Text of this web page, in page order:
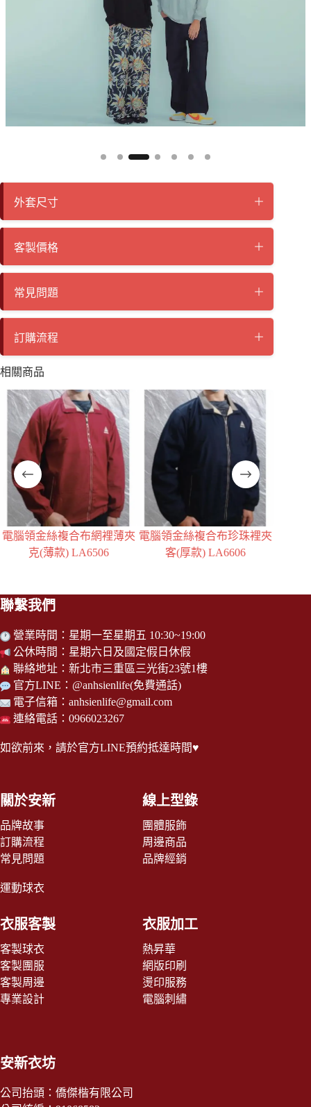
外套尺寸
客製價格
常見問題
訂購流程
相關商品
電腦領金絲複合布珍珠裡夾
客(厚款) LA6606
日本United Athle 10盎司內刷
毛連帽拉鍊外套 3562001
聯繫我們
營業時間：星期一至星期五 10:30~19:00
公休時間：星期六日及國定假日休假
聯絡地址：新北市三重區三光街23號1樓
官方LINE： @anhsienlife(免費通話)
電子信箱： anhsienlife@gmail.com
連絡電話：0966023267
如欲前來，請於官方LINE預約抵達時間♥
關於安新 線上型錄
品牌故事
訂購流程
常見問題
運動球衣
團體服飾
周邊商品
品牌經銷
衣服客製 衣服加工
客製球衣
客製團服
客製周邊
專業設計
熱昇華
網版印刷
燙印服務
電腦刺繡
安新衣坊
公司抬頭：僑傑楷有限公司